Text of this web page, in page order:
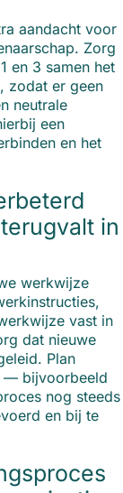
aandacht voor
Zorg
en 3 samen het
zodat er geen
neutrale
een
en het
in
werkwijze
vast in
dat nieuwe
Plan
— bijvoorbeeld
nog steeds
en bij te